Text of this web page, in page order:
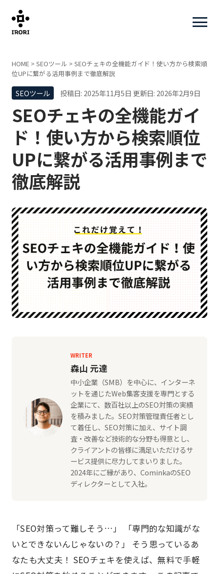
HOME > SEOツール > SEOチェキの全機能ガイド！使い方から検索順
位UPに繋がる活用事例まで徹底解説
SEOツール 投稿日: 2025年11月5日 更新日: 2026年2月9日
SEOチェキの全機能ガイ
ド！使い方から検索順位
UPに繋がる活用事例まで
徹底解説
WRITER
森山 元達
中小企業（SMB）を中心に、インターネ
ットを通じたWeb集客支援を専門とする
企業にて、数百社以上のSEO対策の実績
を積みました。SEO対策管理責任者とし
て着任し、SEO対策に加え、サイト調
査・改善など技術的な分野も得意とし、
クライアントの皆様に満足いただけるサ
ービス提供に尽力してまいりました。
2024年にご縁があり、CominkaのSEO
ディレクターとして入社。
「SEO対策って難しそう…」 「専門的な知識がな
いとできないんじゃないの？」 そう思っているあ
なたも大丈夫！ SEOチェキを使えば、無料で手軽